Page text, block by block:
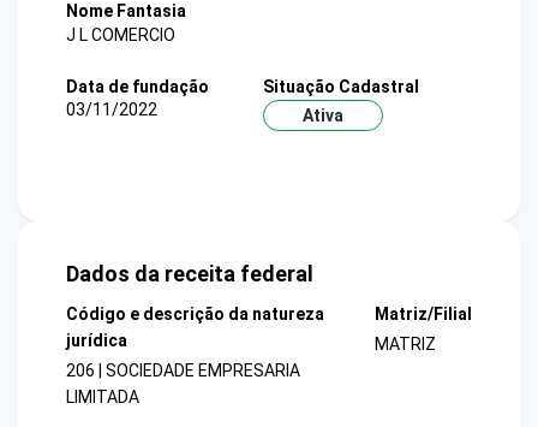
Nome Fantasia
J L COMERCIO
Data de fundação
03/11/2022
Situação Cadastral
Ativa
Dados da receita federal
Código e descrição da natureza
jurídica
206 | SOCIEDADE EMPRESARIA
LIMITADA
Matriz/Filial
MATRIZ